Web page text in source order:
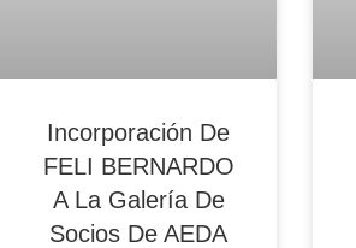
Incorporación De
FELI BERNARDO
A La Galería De
Socios De AEDA